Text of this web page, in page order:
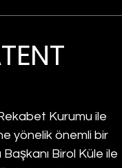
Kurumu ile
yönelik önemli bir
Birol Küle ile